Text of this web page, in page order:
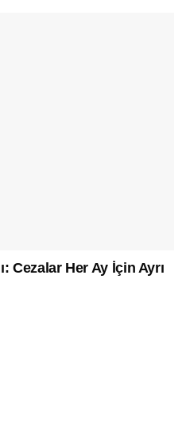
Cezalar Her Ay İçin Ayrı